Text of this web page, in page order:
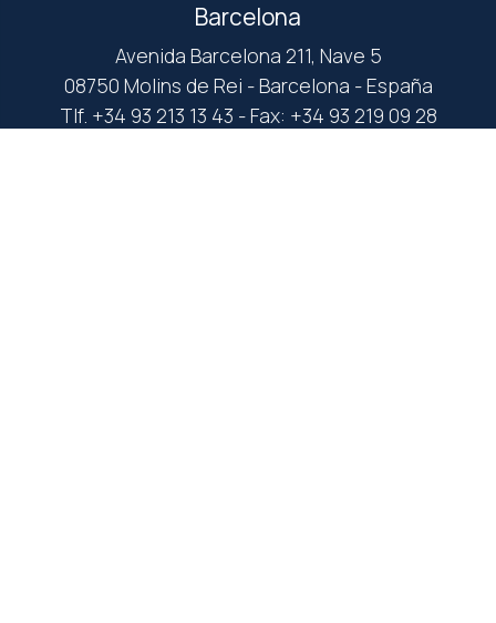
Barcelona
Avenida Barcelona 211, Nave 5
08750 Molins de Rei - Barcelona - España
Tlf. +34 93 213 13 43 - Fax: +34 93 219 09 28